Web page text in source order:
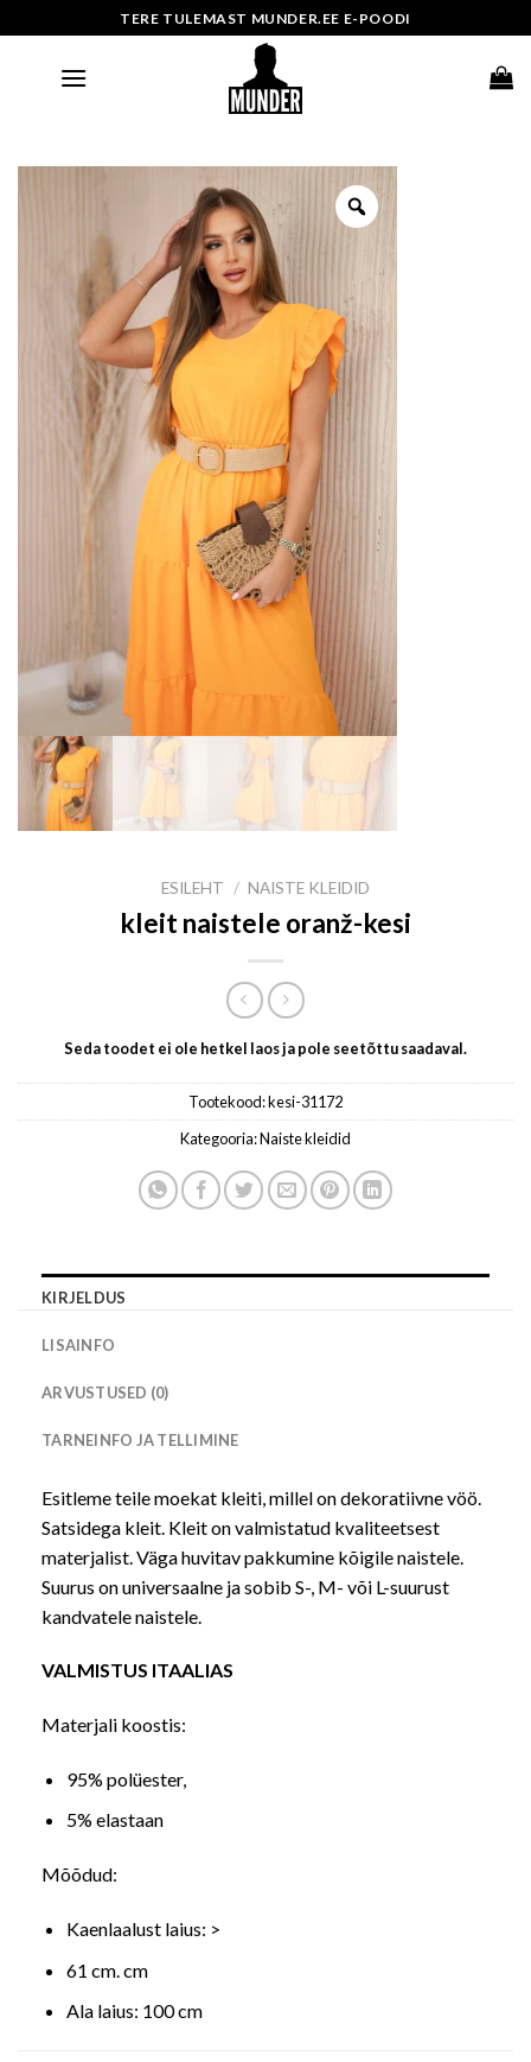
to
TERE TULEMAST MUNDER.EE E-POODI
ESILEHT / NAISTE KLEIDID
kleit naistele oranž-kesi
Seda toodet ei ole hetkel laos ja pole seetõttu saadaval.
Tootekood:kesi-31172
Kategooria:Naiste kleidid
KIRJELDUS
LISAINFO
ARVUSTUSED (0)
TARNEINFO JA TELLIMINE
Esitleme teile moekat kleiti, millel on dekoratiivne vöö.
Satsidega kleit. Kleit on valmistatud kvaliteetsest
materjalist. Väga huvitav pakkumine kõigile naistele.
Suurus on universaalne ja sobib S-, M- või L-suurust
kandvatele naistele.
VALMISTUS ITAALIAS
Materjali koostis:
95% polüester,
5% elastaan
Mõõdud:
Kaenlaalust laius: >
61 cm. cm
Ala laius: 100 cm